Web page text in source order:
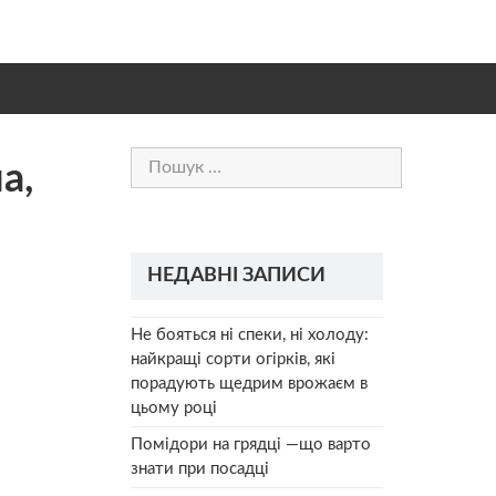
Пошук:
НЕДАВНІ ЗАПИСИ
Не бояться ні спеки, ні холоду:
найкращі сорти огірків, які
порадують щедрим врожаєм в
цьому році
Помідори на грядці —що варто
знати при посадці